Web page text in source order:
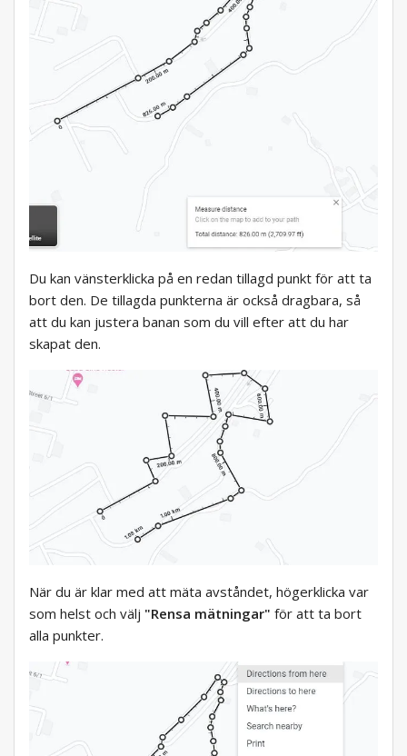
Du kan vänsterklicka på en redan tillagd punkt för att ta
bort den. De tillagda punkterna är också dragbara, så
att du kan justera banan som du vill efter att du har
skapat den.
När du är klar med att mäta avståndet, högerklicka var
som helst och välj "Rensa mätningar" för att ta bort
alla punkter.